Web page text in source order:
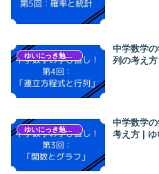
中学数学
列の考え
中学数学
考え方 | ゆ